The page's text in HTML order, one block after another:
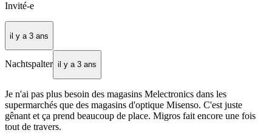
Invité-e
il y a 3 ans
Nachtspalter il y a 3 ans
Je n'ai pas plus besoin des magasins Melectronics dans les
supermarchés que des magasins d'optique Misenso. C'est juste
gênant et ça prend beaucoup de place. Migros fait encore une fois
tout de travers.